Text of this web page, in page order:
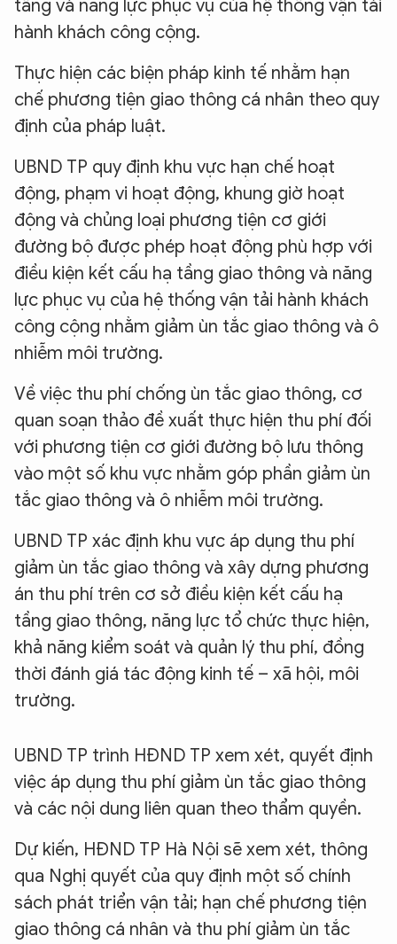
tầng và năng lực phục vụ của hệ thống vận tải
hành khách công cộng.
Thực hiện các biện pháp kinh tế nhằm hạn
chế phương tiện giao thông cá nhân theo quy
định của pháp luật.
UBND TP quy định khu vực hạn chế hoạt
động, phạm vi hoạt động, khung giờ hoạt
động và chủng loại phương tiện cơ giới
đường bộ được phép hoạt động phù hợp với
điều kiện kết cấu hạ tầng giao thông và năng
lực phục vụ của hệ thống vận tải hành khách
công cộng nhằm giảm ùn tắc giao thông và ô
nhiễm môi trường.
Về việc thu phí chống ùn tắc giao thông, cơ
quan soạn thảo đề xuất thực hiện thu phí đối
với phương tiện cơ giới đường bộ lưu thông
vào một số khu vực nhằm góp phần giảm ùn
tắc giao thông và ô nhiễm môi trường.
UBND TP xác định khu vực áp dụng thu phí
giảm ùn tắc giao thông và xây dựng phương
án thu phí trên cơ sở điều kiện kết cấu hạ
tầng giao thông, năng lực tổ chức thực hiện,
khả năng kiểm soát và quản lý thu phí, đồng
thời đánh giá tác động kinh tế – xã hội, môi
trường.
UBND TP trình HĐND TP xem xét, quyết định
việc áp dụng thu phí giảm ùn tắc giao thông
và các nội dung liên quan theo thẩm quyền.
Dự kiến, HĐND TP Hà Nội sẽ xem xét, thông
qua Nghị quyết của quy định một số chính
sách phát triển vận tải; hạn chế phương tiện
giao thông cá nhân và thu phí giảm ùn tắc